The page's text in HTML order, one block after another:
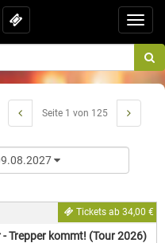
Seite 1 von 125
Tickets ab 34,00 €
Trepper kommt! (Tour 2026)